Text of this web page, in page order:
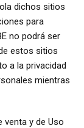
dichos sitios
para
no podrá ser
estos sitios
a la privacidad
mientras
venta y de Uso